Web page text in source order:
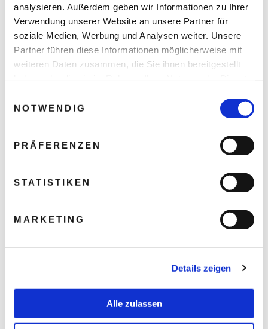
analysieren. Außerdem geben wir Informationen zu Ihrer
Verwendung unserer Website an unsere Partner für
soziale Medien, Werbung und Analysen weiter. Unsere
Partner führen diese Informationen möglicherweise mit
weiteren Daten zusammen, die Sie ihnen bereitgestellt
NOTWENDIG
PRÄFERENZEN
STATISTIKEN
MARKETING
Details zeigen
Alle zulassen